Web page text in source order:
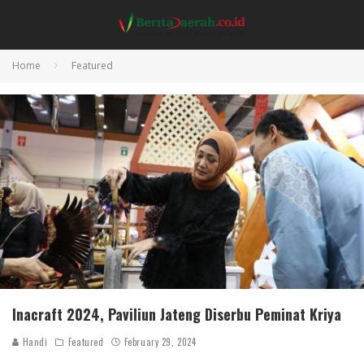
Home Featured
Inacraft 2024, Paviliun Jateng Diserbu Peminat Kriya
Handi Featured February 29, 2024